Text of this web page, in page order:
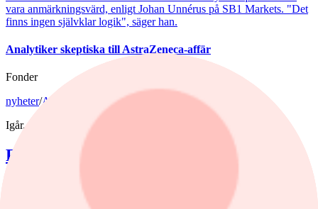
vara anmärkningsvärd, enligt Johan Unnérus på SB1 Markets. "Det
finns ingen självklar logik", säger han.
Analytiker skeptiska till AstraZeneca-affär
Fonder
nyheter/Aktiefonder
Igår, 15:06
Fondvinnare med banktung portfölj
mot finanssektorn. Det har varit ett vinnande drag. Fonden har slagit